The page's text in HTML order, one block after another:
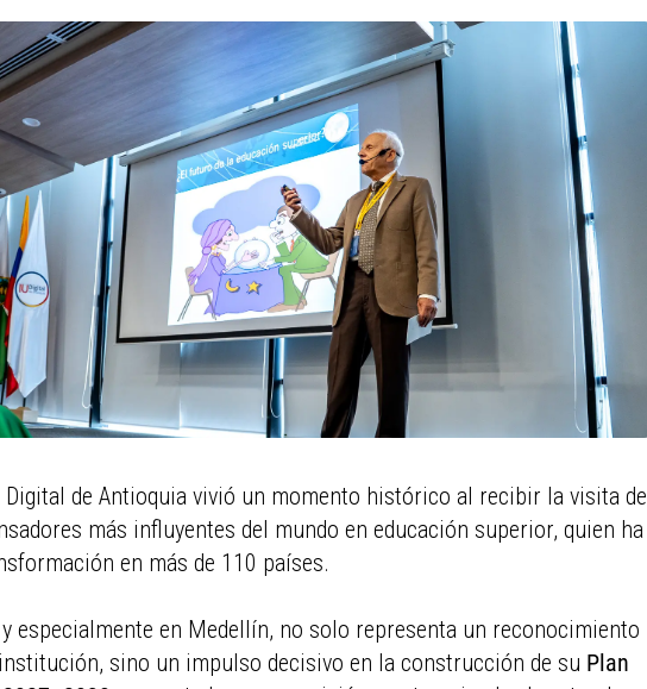
de Antioquia vivió un momento histórico al recibir la visita de
más influyentes del mundo en educación superior, quien ha
en más de 110 países.
especialmente en Medellín, no solo representa un reconocimiento
sino un impulso decisivo en la construcción de su Plan